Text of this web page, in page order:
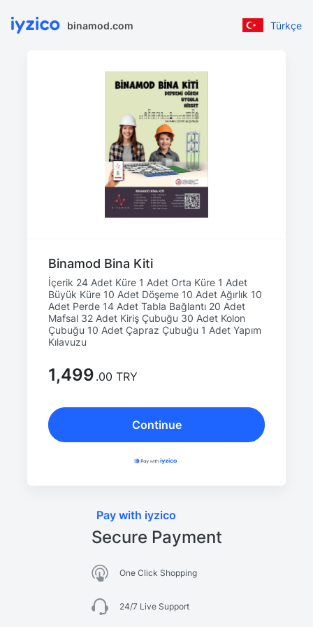
binamod.com Türkçe
Binamod Bina Kiti
İçerik 24 Adet Küre 1 Adet Orta Küre 1 Adet
Büyük Küre 10 Adet Döşeme 10 Adet Ağırlık 10
Adet Perde 14 Adet Tabla Bağlantı 20 Adet
Mafsal 32 Adet Kiriş Çubuğu 30 Adet Kolon
Çubuğu 10 Adet Çapraz Çubuğu 1 Adet Yapım
Kılavuzu
1,499 .00 TRY
Continue
Pay with iyzico
Secure Payment
One Click Shopping
24/7 Live Support